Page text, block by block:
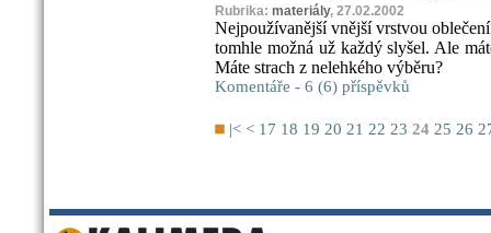
Rubrika: materiály, 27.02.2002
Nejpoužívanější vnější vrstvou
tomhle možná už každý slyšel. Ale
Máte strach z nelehkého výběru?
Komentáře - 6 (6) příspěvků
|< < 17 18 19 20 21 22 23 24 25 26